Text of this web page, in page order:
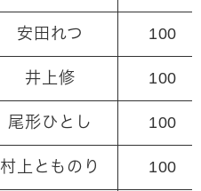
安田れつ 100
井上修 100
尾形ひとし 100
村上とものり 100